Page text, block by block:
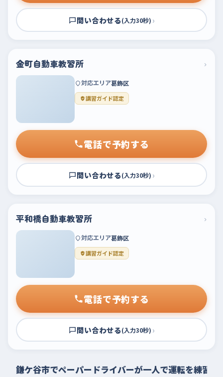
問い合わせる(入力30秒) ›
金町自動車教習所 ›
対応エリア葛飾区
講習ガイド認定
電話で予約する
問い合わせる(入力30秒) ›
平和橋自動車教習所 ›
対応エリア葛飾区
講習ガイド認定
電話で予約する
問い合わせる(入力30秒) ›
鎌ケ谷市でペーパードライバーが一人で運転を練習す